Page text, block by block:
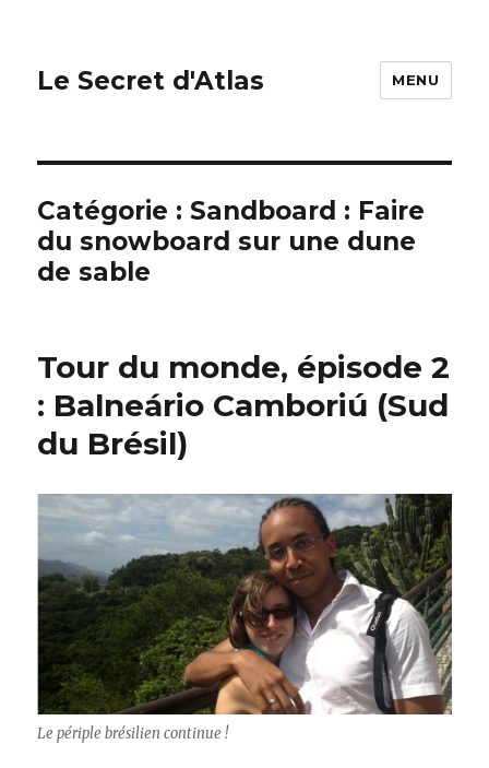
Le Secret d'Atlas MENU
Catégorie : Sandboard : Faire
du snowboard sur une dune
de sable
Tour du monde, épisode 2
: Balneário Camboriú (Sud
du Brésil)
Le périple brésilien continue !